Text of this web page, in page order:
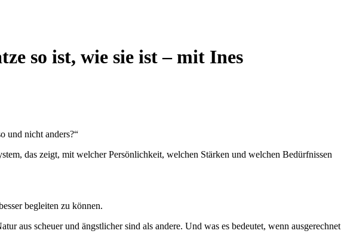
so ist, wie sie ist – mit Ines
und nicht anders?“
das zeigt, mit welcher Persönlichkeit, welchen Stärken und welchen Bedürfnissen
begleiten zu können.
aus scheuer und ängstlicher sind als andere. Und was es bedeutet, wenn ausgerechnet